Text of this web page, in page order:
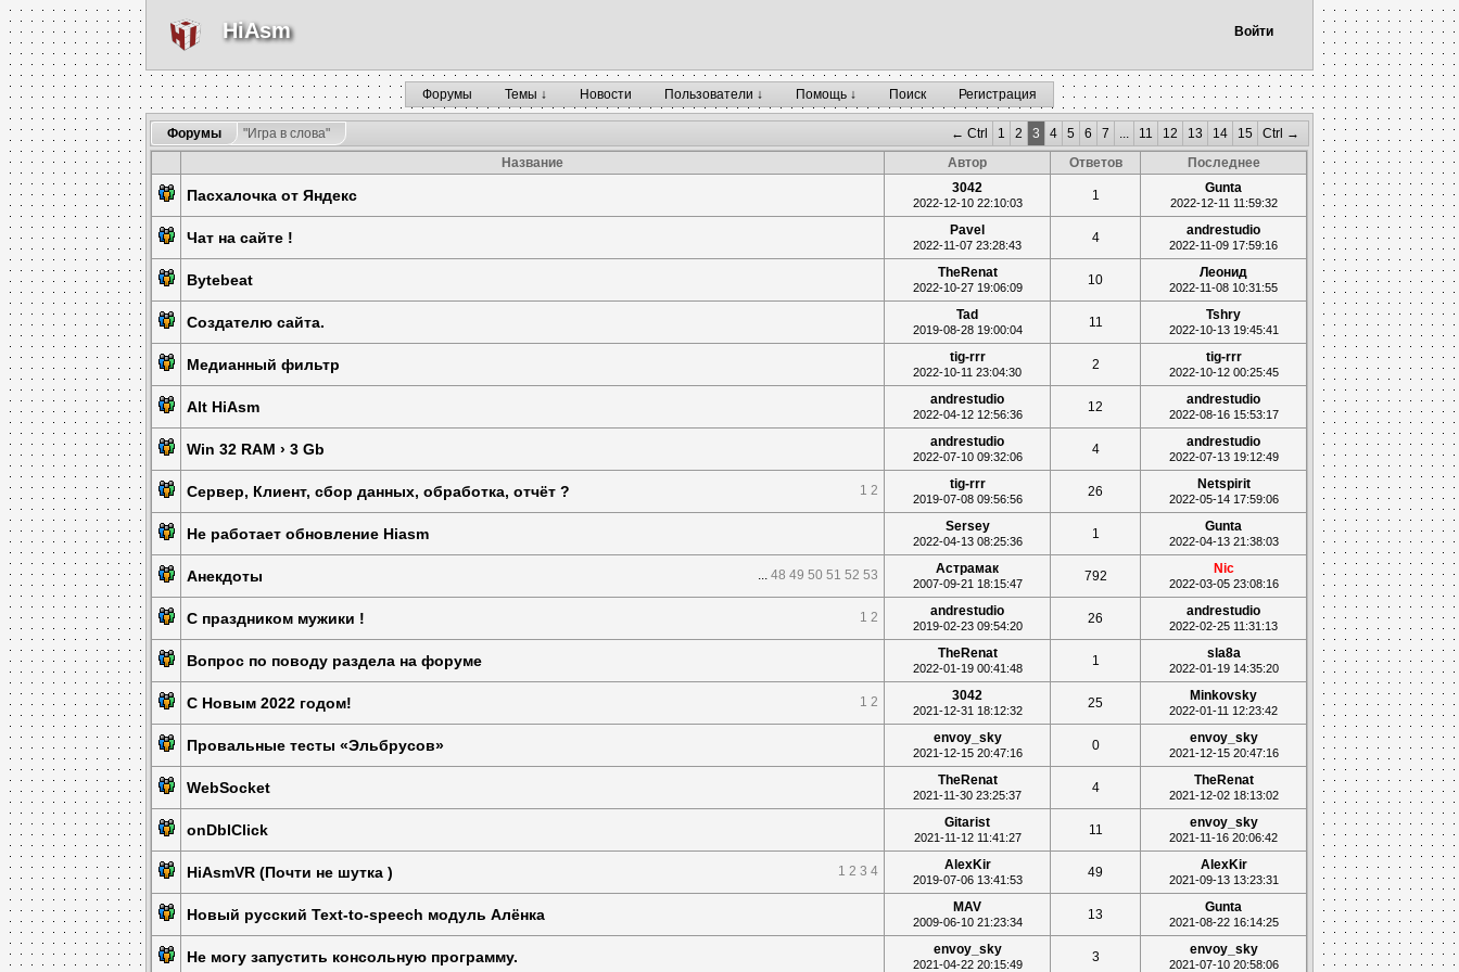
HiAsm Войти
Форумы Темы ↓ Новости Пользователи ↓ Помощь ↓ Поиск Регистрация
Форумы "Игра в слова" ← Ctrl 1 2 3 4 5 6 7 ... 11 12 13 14 15
Ctrl →
Название
Автор Ответов Последнее
Пасхалочка от Яндекс 3042
2022-12-10 22:10:03 1 Gunta
2022-12-11 11:59:32
Чат на сайте ! Pavel
2022-11-07 23:28:43 4 andrestudio
2022-11-09 17:59:16
Bytebeat TheRenat
2022-10-27 19:06:09 10 Леонид
2022-11-08 10:31:55
Создателю сайта. Tad
2019-08-28 19:00:04 11 Tshry
2022-10-13 19:45:41
Медианный фильтр tig-rrr
2022-10-11 23:04:30 2 tig-rrr
2022-10-12 00:25:45
Alt HiAsm andrestudio
2022-04-12 12:56:36 12 andrestudio
2022-08-16 15:53:17
Win 32 RAM › 3 Gb andrestudio
2022-07-10 09:32:06 4 andrestudio
2022-07-13 19:12:49
Сервер, Клиент, сбор данных, обработка, отчёт ? 1 2 tig-rrr
2019-07-08 09:56:56 26 Netspirit
2022-05-14 17:59:06
Не работает обновление Hiasm Sersey
2022-04-13 08:25:36 1 Gunta
2022-04-13 21:38:03
Анекдоты ...48 49 50 51 52 53 Астрамак
2007-09-21 18:15:47 792 Nic
2022-03-05 23:08:16
С праздником мужики ! 1 2 andrestudio
2019-02-23 09:54:20 26 andrestudio
2022-02-25 11:31:13
Вопрос по поводу раздела на форуме TheRenat
2022-01-19 00:41:48 1 sla8a
2022-01-19 14:35:20
С Новым 2022 годом! 1 2 3042
2021-12-31 18:12:32 25 Minkovsky
2022-01-11 12:23:42
Провальные тесты «Эльбрусов» envoy_sky
2021-12-15 20:47:16 0 envoy_sky
2021-12-15 20:47:16
WebSocket TheRenat
2021-11-30 23:25:37 4 TheRenat
2021-12-02 18:13:02
onDblСlick Gitarist
2021-11-12 11:41:27 11 envoy_sky
2021-11-16 20:06:42
HiAsmVR (Почти не шутка ) 1 2 3 4 AlexKir
2019-07-06 13:41:53 49 AlexKir
2021-09-13 13:23:31
Новый русский Text-to-speech модуль Алёнка MAV
2009-06-10 21:23:34 13 Gunta
2021-08-22 16:14:25
Не могу запустить консольную программу. envoy_sky
2021-04-22 20:15:49 3 envoy_sky
2021-07-10 20:58:06